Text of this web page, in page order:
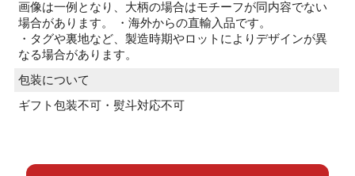
画像は一例となり、大柄の場合はモチーフが同内容でない
場合があります。 ・海外からの直輸入品です。
・タグや裏地など、製造時期やロットによりデザインが異
なる場合があります。
包装について
ギフト包装不可・熨斗対応不可